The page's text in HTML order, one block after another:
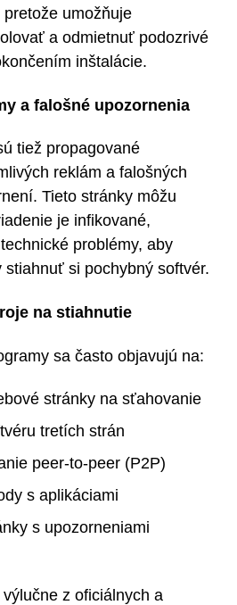
pretože umožňuje
a odmietnuť podozrivé
inštalácie.
a falošné upozornenia
tiež propagované
reklám a falošných
Tieto stránky môžu
je infikované,
problémy, aby
si pochybný softvér.
na stiahnutie
sa často objavujú na:
stránky na sťahovanie
tretích strán
peer-to-peer (P2P)
s aplikáciami
s upozorneniami
z oficiálnych a